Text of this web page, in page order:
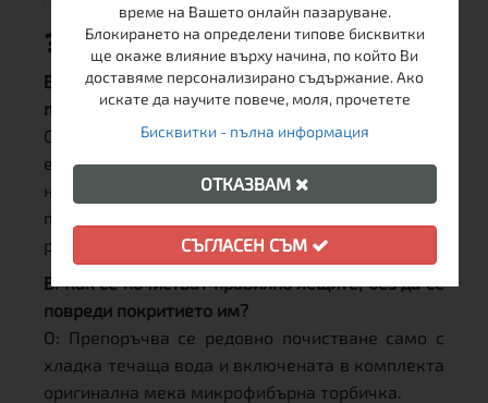
❓ Често задавани въпроси (FAQ)
В: Подходящ ли е този модел за продължителни
преходи в планината?
О: Абсолютно. Рамката е изключително лека и
ергономична, предотвратявайки точките на
натиск върху лицето, а защитата UV400
предпазва напълно очите при висока планинска
радиация.
В: Как се почистват правилно лещите, без да се
повреди покритието им?
О: Препоръчва се редовно почистване само с
хладка течаща вода и включената в комплекта
оригинална мека микрофибърна торбичка.
време на Вашето онлайн пазаруване.
Блокирането на определени типове бисквитки
ще окаже влияние върху начина, по който Ви
доставяме персонализирано съдържание. Ако
искате да научите повече, моля, прочетете
Бисквитки - пълна информация
ОТКАЗВАМ
СЪГЛАСЕН СЪМ